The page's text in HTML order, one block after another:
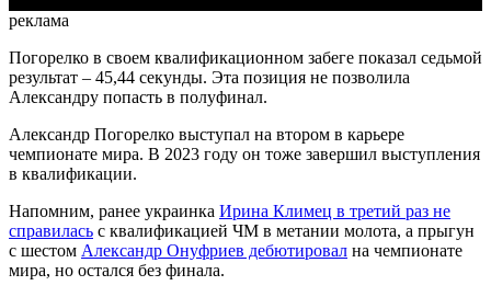
реклама
Погорелко в своем квалификационном забеге показал седьмой
результат – 45,44 секунды. Эта позиция не позволила
Александру попасть в полуфинал.
Александр Погорелко выступал на втором в карьере
чемпионате мира. В 2023 году он тоже завершил выступления
в квалификации.
Напомним, ранее украинка Ирина Климец в третий раз не
справилась с квалификацией ЧМ в метании молота, а прыгун
с шестом Александр Онуфриев дебютировал на чемпионате
мира, но остался без финала.